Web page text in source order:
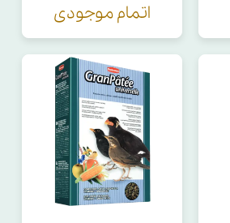
اتمام موجودی